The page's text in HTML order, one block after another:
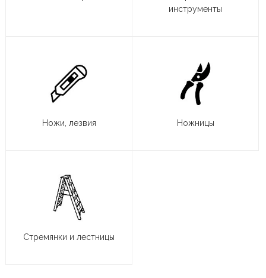
инструменты
Ножи, лезвия Ножницы
Стремянки и лестницы